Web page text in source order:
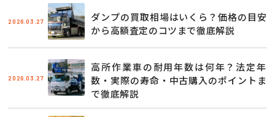
2026.03.27
ダンプの買取相場はいくら？価格の目安
から高額査定のコツまで徹底解説
2026.03.27
高所作業車の耐用年数は何年？法定年
数・実際の寿命・中古購入のポイントま
で徹底解説